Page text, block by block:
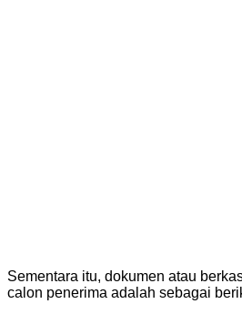
Sementara itu, dokumen atau
calon penerima adalah sebagai